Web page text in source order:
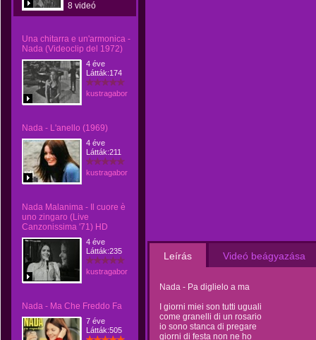
8 videó
Una chitarra e un'armonica -
Nada (Videoclip del 1972)
4 éve
Látták:174
kustragabor
Nada - L'anello (1969)
4 éve
Látták:211
kustragabor
Nada Malanima - Il cuore è
uno zingaro (Live
Canzonissima '71) HD
4 éve
Látták:235
kustragabor
Nada - Ma Che Freddo Fa
7 éve
Látták:505
Leírás Videó beágyazása
Nada - Pa diglielo a ma
I giorni miei son tutti uguali
come granelli di un rosario
io sono stanca di pregare
giorni di festa non ne ho